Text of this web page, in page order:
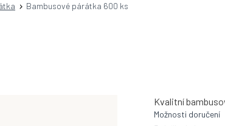
Bambusové párátka 600 ks
Možnosti doručení
Kvalitní